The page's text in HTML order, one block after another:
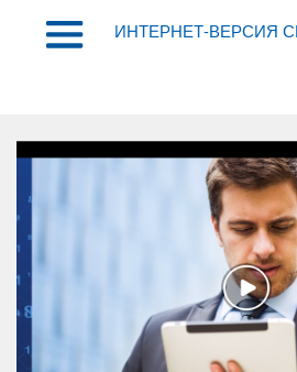
ИНТЕРНЕТ-ВЕРСИЯ